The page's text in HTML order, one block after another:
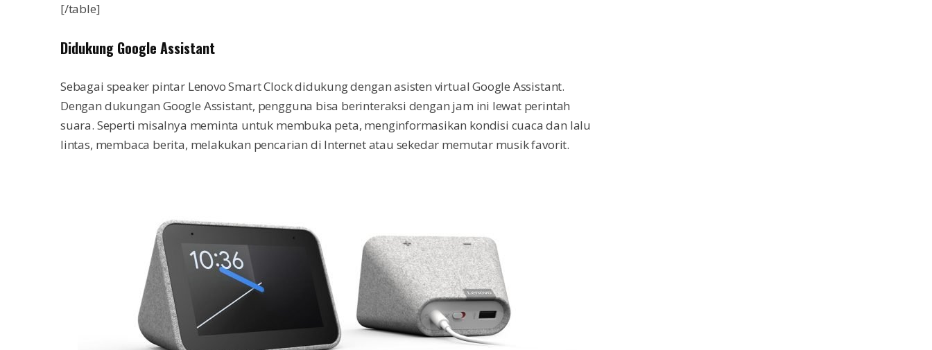
[/table]
Didukung Google Assistant
Sebagai speaker pintar Lenovo Smart Clock didukung dengan asisten virtual Google Assistant.
Dengan dukungan Google Assistant, pengguna bisa berinteraksi dengan jam ini lewat perintah
suara. Seperti misalnya meminta untuk membuka peta, menginformasikan kondisi cuaca dan lalu
lintas, membaca berita, melakukan pencarian di Internet atau sekedar memutar musik favorit.